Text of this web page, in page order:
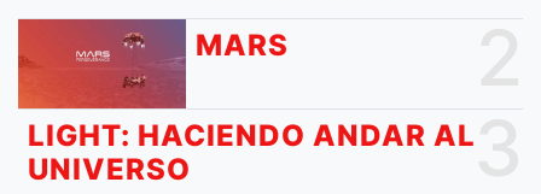
MARS
LIGHT: HACIENDO ANDAR AL
UNIVERSO